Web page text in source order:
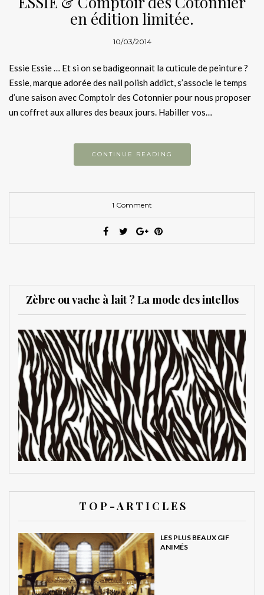
en édition limitée.
10/03/2014
Essie Essie … Et si on se badigeonnait la cuticule de peinture ?
Essie, marque adorée des nail polish addict, s’associe le temps
d’une saison avec Comptoir des Cotonnier pour nous proposer
un coffret aux allures des beaux jours. Habiller vos…
CONTINUE READING
1 Comment
Zèbre ou vache à lait ? La mode des intellos
T O P - A R T I C L E S
LES PLUS BEAUX GIF
ANIMÉS